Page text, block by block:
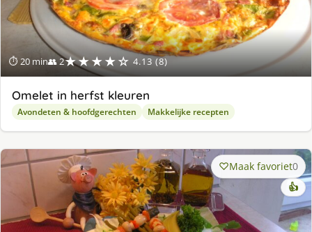
⏱ 20 min👥 2★★★★☆ 4.13 (8)
Omelet in herfst kleuren
Avondeten & hoofdgerechten Makkelijke recepten
Maak favoriet0
👍